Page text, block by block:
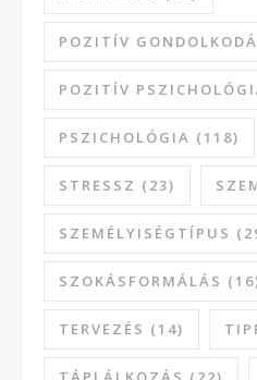
POZITÍV
POZITÍV
PSZICHOLÓGIA (118)
STRESSZ (23)
SZEMÉLYISÉGTÍPUS
SZOKÁSFORMÁLÁS
TERVEZÉS (14)